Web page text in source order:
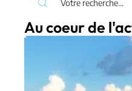
Au coeur de